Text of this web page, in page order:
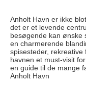
Anholt Havn er ikke
det er et levende
besøgende kan ønske
en charmerende
spisesteder,
havnen et must-visit
en guide til de mange
Anholt Havn